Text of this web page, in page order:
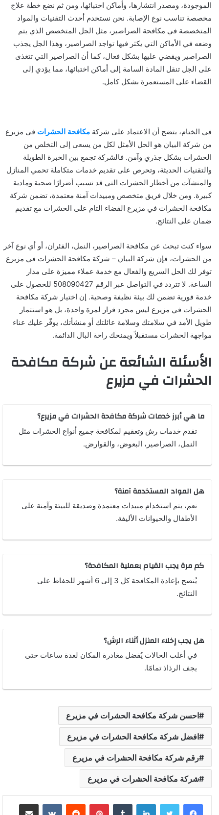
الموجودة، ومصدر انتشارها، وأماكن اختبائها، ومن ثم نضع خطة علاج
مخصصة تناسب نوع الإصابة. نحن نستخدم أحدث التقنيات والمواد
المتخصصة في مكافحة الصراصير، مثل الجل المتخصص الذي يتم
وضعه في الأماكن التي يكثر فيها تواجد الصراصير، وهذا الجل يجذب
الصراصير ويقضي عليها بشكل فعال، كما أن الصراصير التي تتغذى
على الجل تنقل المادة السامة إلى أماكن اختبائها، مما يؤدي إلى
القضاء على المستعمرة بشكل كامل.
في الختام، يتضح أن الاعتماد على شركة مكافحة الحشرات في مزيرع
من شركة البيان هو الحل الأمثل لكل من يسعى إلى التخلص من
الحشرات بشكل جذري وآمن. فالشركة تجمع بين الخبرة الطويلة
والتقنيات الحديثة، وتحرص على تقديم خدمات متكاملة تحمي المنازل
والمنشآت من أخطار الحشرات التي قد تسبب أضرارًا صحية ومادية
كبيرة. ومن خلال فريق متخصص ومبيدات آمنة معتمدة، تضمن شركة
مكافحة الحشرات في مزيرع القضاء التام على الحشرات مع تقديم
ضمان على النتائج.
سواء كنت تبحث عن مكافحة الصراصير، النمل، الفئران، أو أي نوع آخر
من الحشرات، فإن شركة البيان – شركة مكافحة الحشرات في مزيرع
توفر لك الحل السريع والفعال مع خدمة عملاء مميزة على مدار
الساعة. لا تتردد في التواصل عبر الرقم 508090427 للحصول على
خدمة فورية تضمن لك بيئة نظيفة وصحية. إن اختيار شركة مكافحة
الحشرات في مزيرع ليس مجرد قرار لمرة واحدة، بل هو استثمار
طويل الأمد في سلامتك وسلامة عائلتك أو منشأتك، يوفّر عليك عناء
مواجهة الحشرات مستقبلاً ويمنحك راحة البال الدائمة.
الأسئلة الشائعة عن شركة مكافحة
الحشرات في مزيرع
ما هي أبرز خدمات شركة مكافحة الحشرات في مزيرع؟
تقدم خدمات رش وتعقيم لمكافحة جميع أنواع الحشرات مثل
النمل، الصراصير، البعوض، والقوارض.
هل المواد المستخدمة آمنة؟
نعم، يتم استخدام مبيدات معتمدة وصديقة للبيئة وآمنة على
الأطفال والحيوانات الأليفة.
كم مرة يجب القيام بعملية المكافحة؟
يُنصح بإعادة المكافحة كل 3 إلى 6 أشهر للحفاظ على
النتائج.
هل يجب إخلاء المنزل أثناء الرش؟
في أغلب الحالات يُفضل مغادرة المكان لعدة ساعات حتى
يجف الرذاذ تمامًا.
احسن شركة مكافحة الحشرات في مزيرع
افضل شركة مكافحة الحشرات في مزيرع
رقم شركة مكافحة الحشرات في مزيرع
شركة مكافحة الحشرات في مزيرع
لينكدإن بينتيريست مشاركة عبر البريد